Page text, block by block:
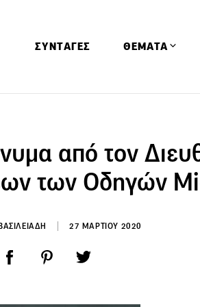
ΣΥΝΤΑΓΕΣ ΘΕΜΑΤΑ
Ειδήσεις
Έρευνες
Παιδί
από τον
των Οδηγών
27 ΜΑΡΤΙΟΥ 2020